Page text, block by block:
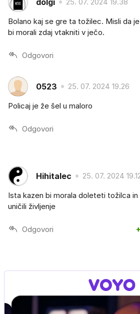
Bolano kaj se gre ta tožilec. Misli da
bi morali zdaj vtakniti v ječo.
Odgovori
0523 25. 07. 2024 19.26
Policaj je že šel u maloro
Odgovori
Hihitalec 25. 07. 2024
Ista kazen bi morala doleteti tožilca
uničili življenje
Odgovori